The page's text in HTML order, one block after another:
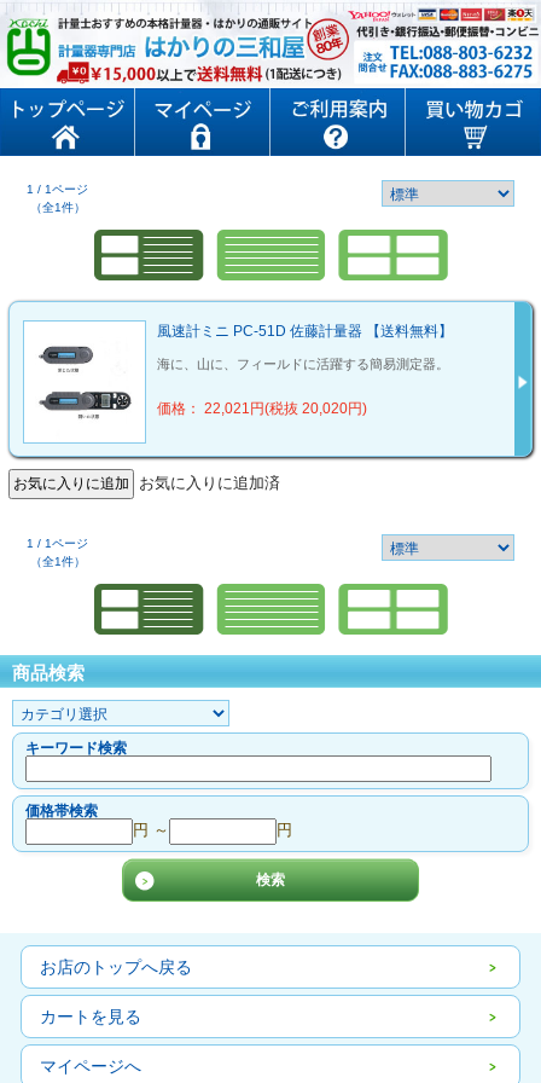
1 / 1ページ
（全1件）
風速計ミニ PC-51D 佐藤計量器 【送料無料】
海に、山に、フィールドに活躍する簡易測定器。
価格： 22,021円(税抜 20,020円)
お気に入りに追加済
1 / 1ページ
（全1件）
商品検索
キーワード検索
価格帯検索
円 ～ 円
お店のトップへ戻る
カートを見る
マイページへ